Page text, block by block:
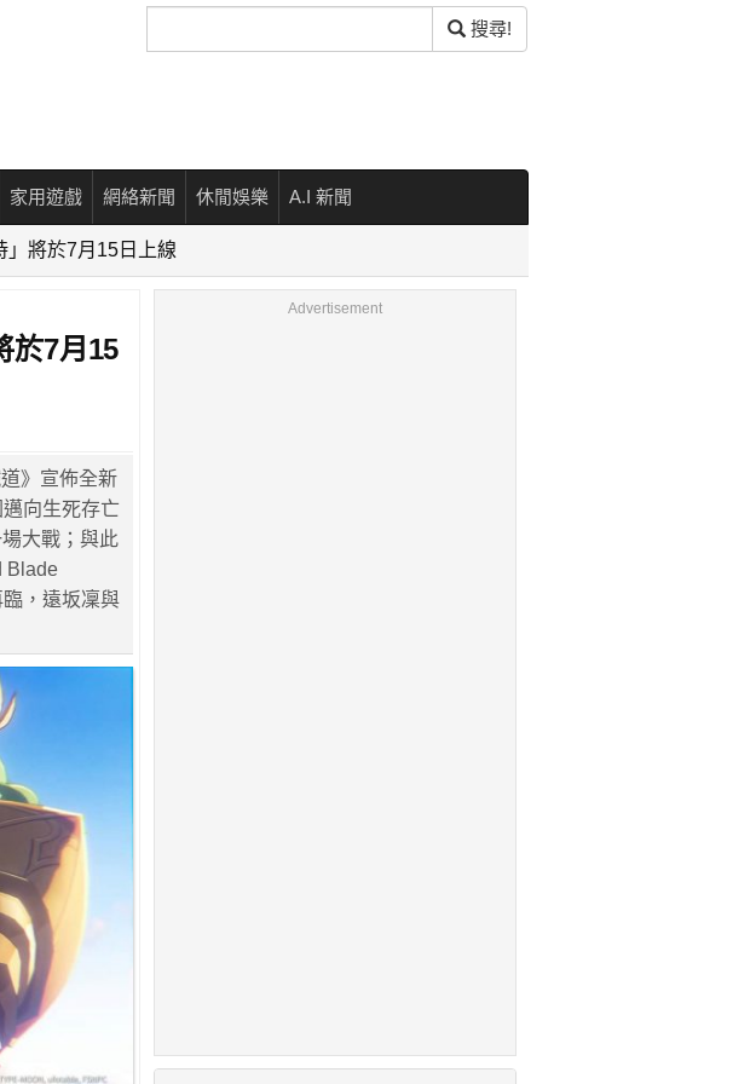
尋
搜尋!
家用遊戲 網絡新聞 休閒娛樂 A.I 新聞
」將於7月15日上線
於7月15
》宣佈全新
向生死存亡
大戰；與此
Blade
，遠坂凜與
Advertisement